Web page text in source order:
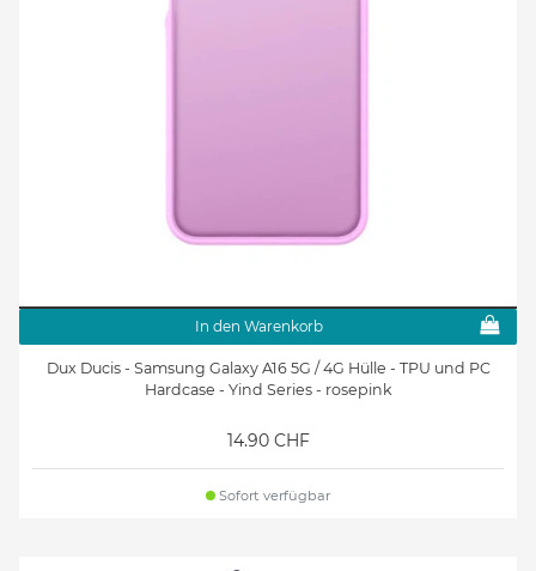
In den Warenkorb
Dux Ducis - Samsung Galaxy A16 5G / 4G Hülle - TPU und PC
Hardcase - Yind Series - rosepink
14.90 CHF
Sofort verfügbar